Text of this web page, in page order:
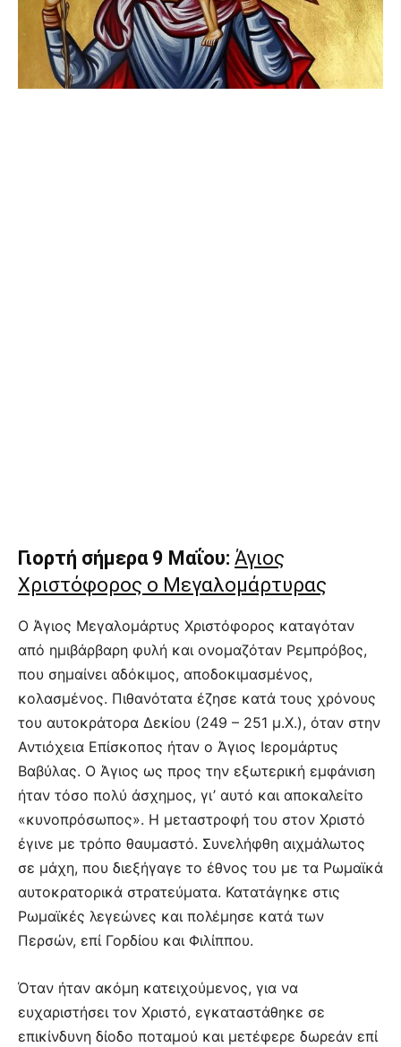
Γιορτή σήμερα 9 Μαΐου: Άγιος
Χριστόφορος ο Μεγαλομάρτυρας
Ο Άγιος Μεγαλομάρτυς Χριστόφορος καταγόταν
από ημιβάρβαρη φυλή και ονομαζόταν Ρεμπρόβος,
που σημαίνει αδόκιμος, αποδοκιμασμένος,
κολασμένος. Πιθανότατα έζησε κατά τους χρόνους
του αυτοκράτορα Δεκίου (249 – 251 μ.Χ.), όταν στην
Αντιόχεια Επίσκοπος ήταν ο Άγιος Ιερομάρτυς
Βαβύλας. Ο Άγιος ως προς την εξωτερική εμφάνιση
ήταν τόσο πολύ άσχημος, γι’ αυτό και αποκαλείτο
«κυνοπρόσωπος». Η μεταστροφή του στον Χριστό
έγινε με τρόπο θαυμαστό. Συνελήφθη αιχμάλωτος
σε μάχη, που διεξήγαγε το έθνος του με τα Ρωμαϊκά
αυτοκρατορικά στρατεύματα. Κατατάγηκε στις
Ρωμαϊκές λεγεώνες και πολέμησε κατά των
Περσών, επί Γορδίου και Φιλίππου.
Όταν ήταν ακόμη κατειχούμενος, για να
ευχαριστήσει τον Χριστό, εγκαταστάθηκε σε
επικίνδυνη δίοδο ποταμού και μετέφερε δωρεάν επί